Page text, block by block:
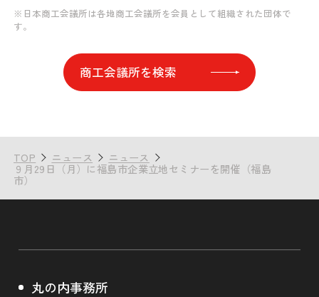
※日本商工会議所は各地商工会議所を会員として組織された団体で
す。
商工会議所を検索
TOP ニュース ニュース
９月29日（月）に福島市企業立地セミナーを開催（福島
市）
丸の内事務所